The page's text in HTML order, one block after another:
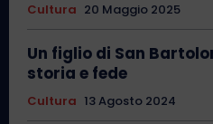
Cultura 20 Maggio 2025
Un figlio di San
storia e fede
Cultura 13 Agosto 2024